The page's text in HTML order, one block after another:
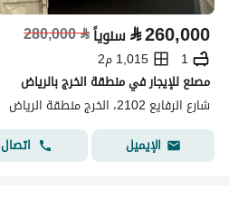
⃁260,000 سنوياً⃁
280,000
1
1,015 م2
مصنع للإيجار في منطقة الخرج بالرياض
شارع الرفايع 2102، الخرج منطقة الرياض
الإيميل
اتصال